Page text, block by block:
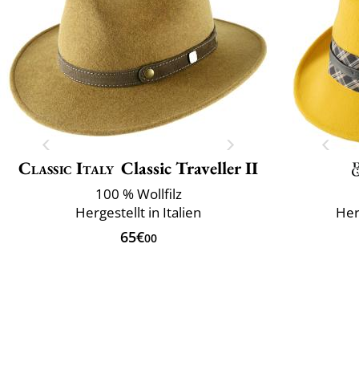
Classic Italy Classic Traveller II
100 % Wollfilz
Hergestellt in Italien
65€00